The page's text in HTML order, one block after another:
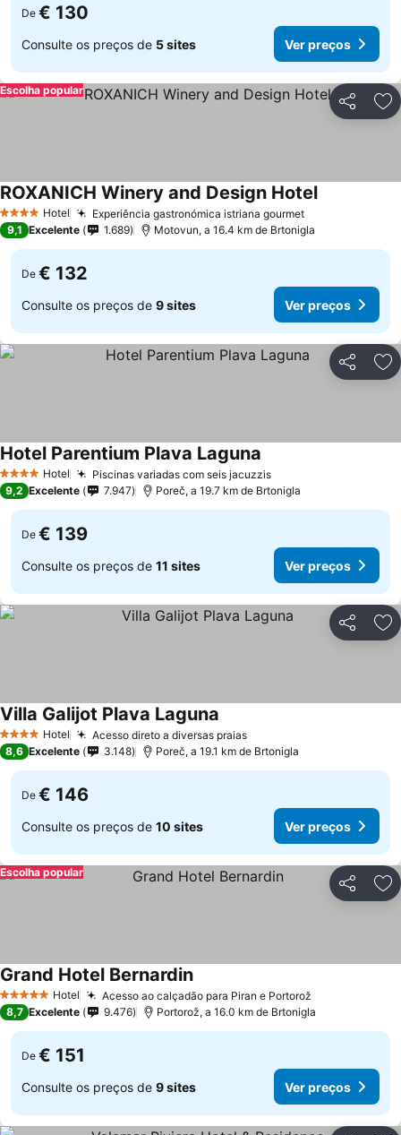
De € 130
Consulte os preços de 5 sites Ver preços
Partilhar
Escolha popular
4 EstrelasHotel Experiência gastronómica istriana gourmetVer preços
ROXANICH Winery and Design HotelVer preços
9,1 Excelente 1.689 Motovun, a 16.4 km de Brtonigla
De € 132
Consulte os preços de 9 sites Ver preços
Partilhar
4 EstrelasHotel Piscinas variadas com seis jacuzzisVer preços
Hotel Parentium Plava Laguna
9,2 Excelente 7.947 Poreč, a 19.7 km de Brtonigla
De € 139
Consulte os preços de 11 sites Ver preços
Partilhar
4 EstrelasHotel Acesso direto a diversas praiasVer preços
Villa Galijot Plava Laguna
8,6 Excelente 3.148 Poreč, a 19.1 km de Brtonigla
De € 146
Consulte os preços de 10 sites Ver preços
Partilhar
Escolha popular
5 Estrelas Hotel Acesso ao calçadão para Piran e Portorož
Grand Hotel BernardinVer preços
8,7 Excelente 9.476 Portorož, a 16.0 km de Brtonigla
De € 151
Consulte os preços de 9 sites Ver preços